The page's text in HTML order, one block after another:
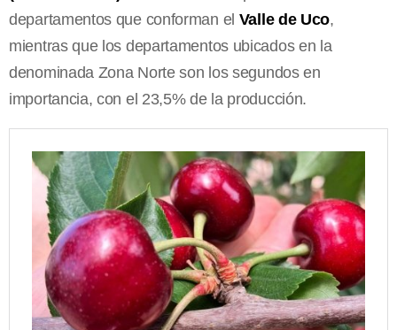
departamentos que conforman el Valle de Uco,
mientras que los departamentos ubicados en la
denominada Zona Norte son los segundos en
importancia, con el 23,5% de la producción.